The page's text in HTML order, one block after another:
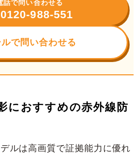
話で問い合わせる
0120-988-551
ルで問い合わせる
におすすめの赤外線防
ルは高画質で証拠能力に優れ